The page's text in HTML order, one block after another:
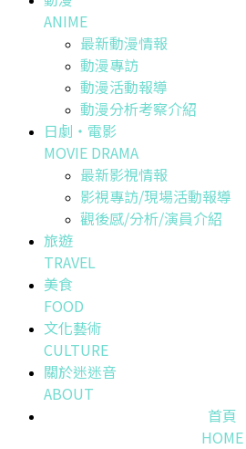
ANIME
最新動漫情報
動漫專訪
動漫活動報導
動漫分析考察介紹
日劇・電影
MOVIE DRAMA
最新影視情報
影視專訪/現場活動報導
觀後感/分析/演員介紹
旅遊
TRAVEL
美食
FOOD
文化藝術
CULTURE
關於迷迷音
ABOUT
首頁
HOME